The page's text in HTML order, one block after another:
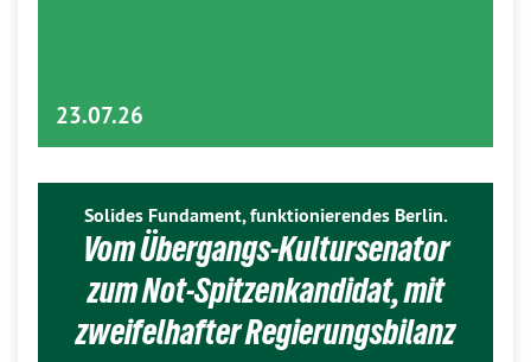
23.07.26
Solides Fundament, funktionierendes Berlin.
Vom Übergangs-Kultursenator
zum Not-Spitzenkandidat, mit
zweifelhafter Regierungsbilanz